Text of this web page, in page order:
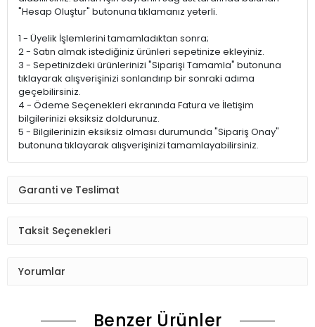
"Hesap Oluştur" butonuna tıklamanız yeterli.
1 - Üyelik İşlemlerini tamamladıktan sonra;
2 - Satın almak istediğiniz ürünleri sepetinize ekleyiniz.
3 - Sepetinizdeki ürünlerinizi "Siparişi Tamamla" butonuna
tıklayarak alışverişinizi sonlandırıp bir sonraki adıma
geçebilirsiniz.
4 - Ödeme Seçenekleri ekranında Fatura ve İletişim
bilgilerinizi eksiksiz doldurunuz.
5 - Bilgilerinizin eksiksiz olması durumunda "Sipariş Onay"
butonuna tıklayarak alışverişinizi tamamlayabilirsiniz.
Garanti ve Teslimat
Taksit Seçenekleri
Yorumlar
Benzer Ürünler